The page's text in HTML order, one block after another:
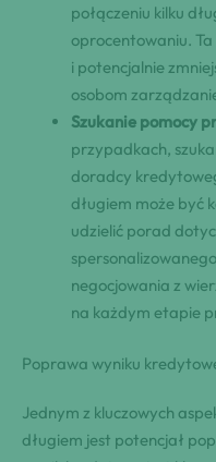
połączeniu kilku
oprocentowaniu.
i potencjalnie
osobom
Szukanie pomocy
przypadkach,
doradcy
długiem może być
udzielić porad
negocjowania z
na każdym etapie
Poprawa wyniku
Jednym z kluczowych
długiem jest potencjał